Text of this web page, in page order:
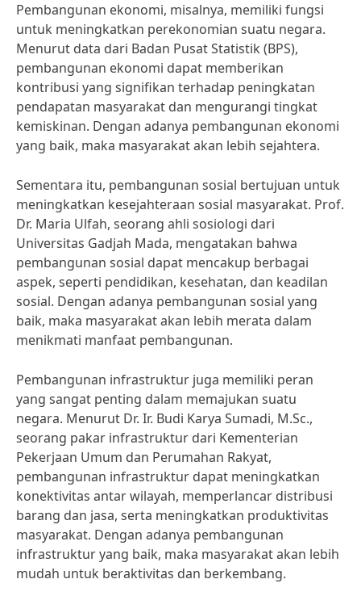
Pembangunan ekonomi, misalnya, memiliki fungsi
untuk meningkatkan perekonomian suatu negara.
Menurut data dari Badan Pusat Statistik (BPS),
pembangunan ekonomi dapat memberikan
kontribusi yang signifikan terhadap peningkatan
pendapatan masyarakat dan mengurangi tingkat
kemiskinan. Dengan adanya pembangunan ekonomi
yang baik, maka masyarakat akan lebih sejahtera.
Sementara itu, pembangunan sosial bertujuan untuk
meningkatkan kesejahteraan sosial masyarakat. Prof.
Dr. Maria Ulfah, seorang ahli sosiologi dari
Universitas Gadjah Mada, mengatakan bahwa
pembangunan sosial dapat mencakup berbagai
aspek, seperti pendidikan, kesehatan, dan keadilan
sosial. Dengan adanya pembangunan sosial yang
baik, maka masyarakat akan lebih merata dalam
menikmati manfaat pembangunan.
Pembangunan infrastruktur juga memiliki peran
yang sangat penting dalam memajukan suatu
negara. Menurut Dr. Ir. Budi Karya Sumadi, M.Sc.,
seorang pakar infrastruktur dari Kementerian
Pekerjaan Umum dan Perumahan Rakyat,
pembangunan infrastruktur dapat meningkatkan
konektivitas antar wilayah, memperlancar distribusi
barang dan jasa, serta meningkatkan produktivitas
masyarakat. Dengan adanya pembangunan
infrastruktur yang baik, maka masyarakat akan lebih
mudah untuk beraktivitas dan berkembang.